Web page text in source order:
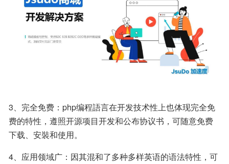
3、完全免费：php编程語言在开发技术性上也体现完全免
费的特性，遵照开源项目开发和公布协议书，可随意免费
下载、安裝和使用。
4、应用领域广：因其混和了多种多样英语的语法特性，可